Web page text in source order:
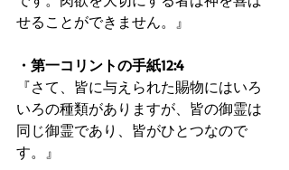
せることができません。』
・第一コリントの手紙12:4
『さて、皆に与えられた賜物にはいろ
いろの種類がありますが、皆の御霊は
同じ御霊であり、皆がひとつなので
す。』